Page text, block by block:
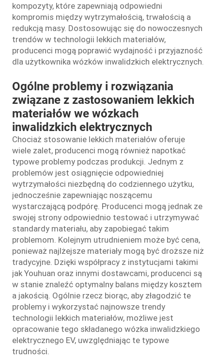
kompozyty, które zapewniają odpowiedni
kompromis między wytrzymałością, trwałością a
redukcją masy. Dostosowując się do nowoczesnych
trendów w technologii lekkich materiałów,
producenci mogą poprawić wydajność i przyjazność
dla użytkownika wózków inwalidzkich elektrycznych.
Ogólne problemy i rozwiązania
związane z zastosowaniem lekkich
materiałów we wózkach
inwalidzkich elektrycznych
Chociaż stosowanie lekkich materiałów oferuje
wiele zalet, producenci mogą również napotkać
typowe problemy podczas produkcji. Jednym z
problemów jest osiągnięcie odpowiedniej
wytrzymałości niezbędną do codziennego użytku,
jednocześnie zapewniając noszącemu
wystarczającą podpórę. Producenci mogą jednak ze
swojej strony odpowiednio testować i utrzymywać
standardy materiału, aby zapobiegać takim
problemom. Kolejnym utrudnieniem może być cena,
ponieważ najlżejsze materiały mogą być droższe niż
tradycyjne. Dzięki współpracy z instytucjami takimi
jak Youhuan oraz innymi dostawcami, producenci są
w stanie znaleźć optymalny balans między kosztem
a jakością. Ogólnie rzecz biorąc, aby złagodzić te
problemy i wykorzystać najnowsze trendy
technologii lekkich materiałów, możliwe jest
opracowanie tego składanego wózka inwalidzkiego
elektrycznego EV, uwzględniając te typowe
trudności.